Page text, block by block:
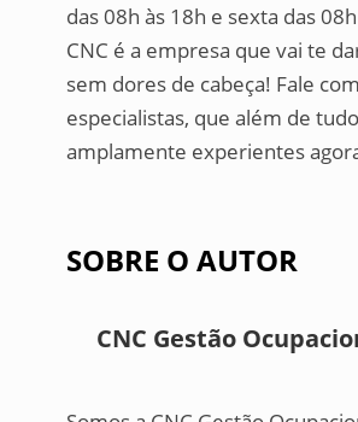
das 08h às 18h e sexta das
CNC é a empresa que vai te
sem dores de cabeça! Fale
especialistas, que além de
amplamente experientes
SOBRE O AUTOR
CNC Gestão